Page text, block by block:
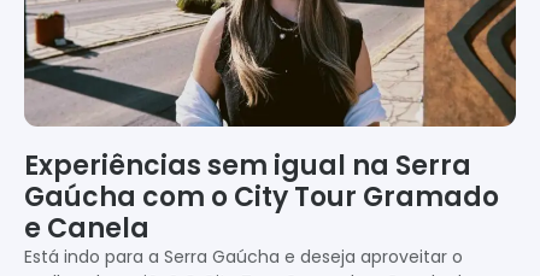
Experiências sem igual na Serra
Gaúcha com o City Tour Gramado
e Canela
Está indo para a Serra Gaúcha e deseja aproveitar o